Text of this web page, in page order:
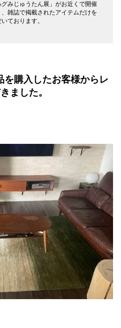
みじゅうたん展」がお近くで開催
雑誌で掲載されたアイテムだけを
ております。
を購入したお客様からレ
ました。